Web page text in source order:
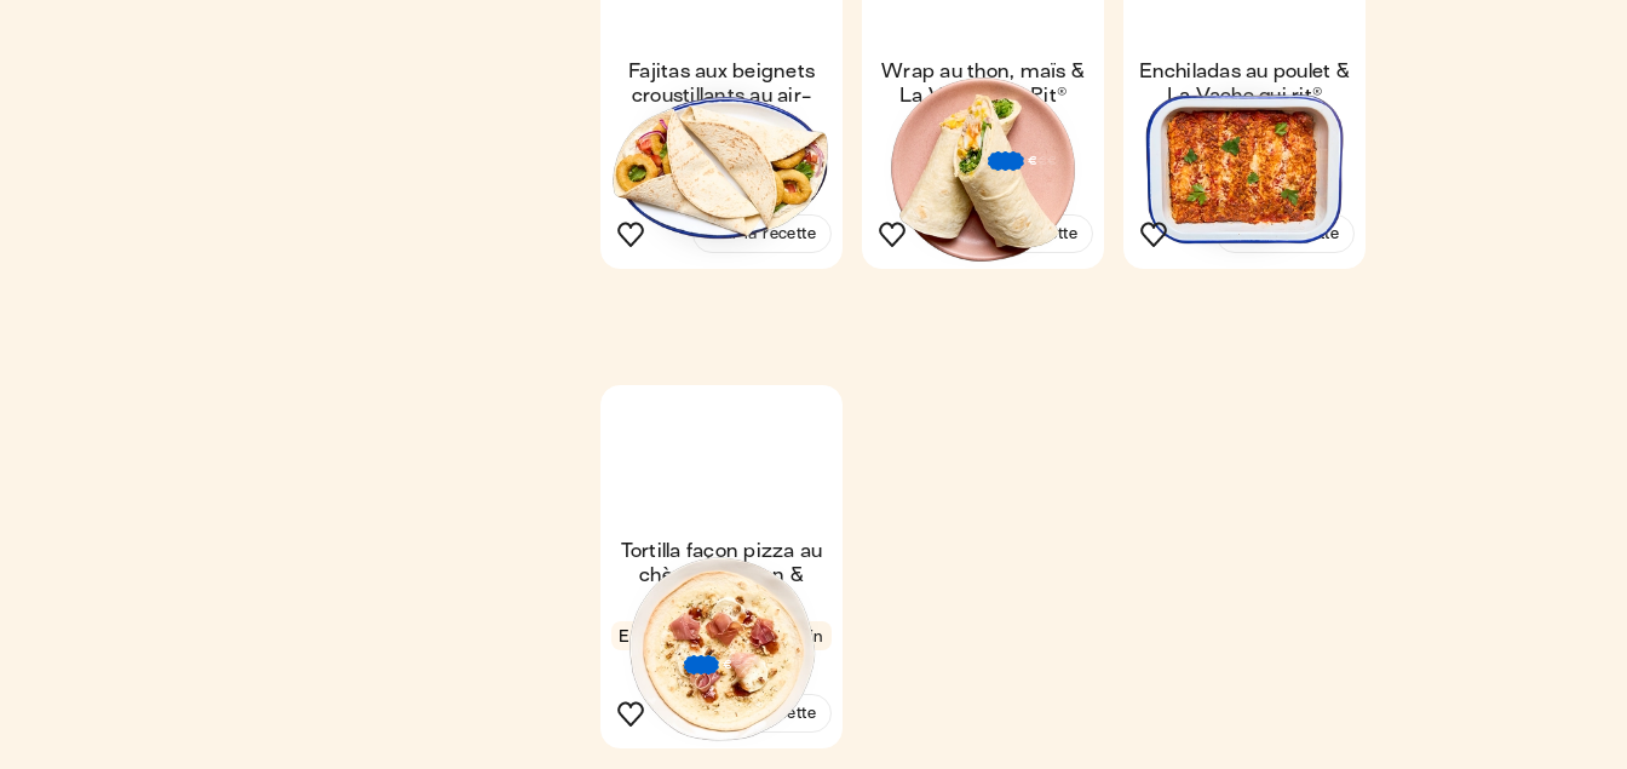
Fajitas aux beignets
croustillants au air-
fryer
Express
4,9
15 min
1
Voir la recette
Wrap au thon, maïs &
La Vache Qui Rit®
Express
4,3
12 min
€ €
Voir la recette
Enchiladas au poulet &
La Vache qui rit®
Coup de ❤️
4,6
38 min
1
Voir la recette
Tortilla façon pizza au
chèvre, jambon &
figues
Express 4,5 11 min
€€€1
Voir la recette